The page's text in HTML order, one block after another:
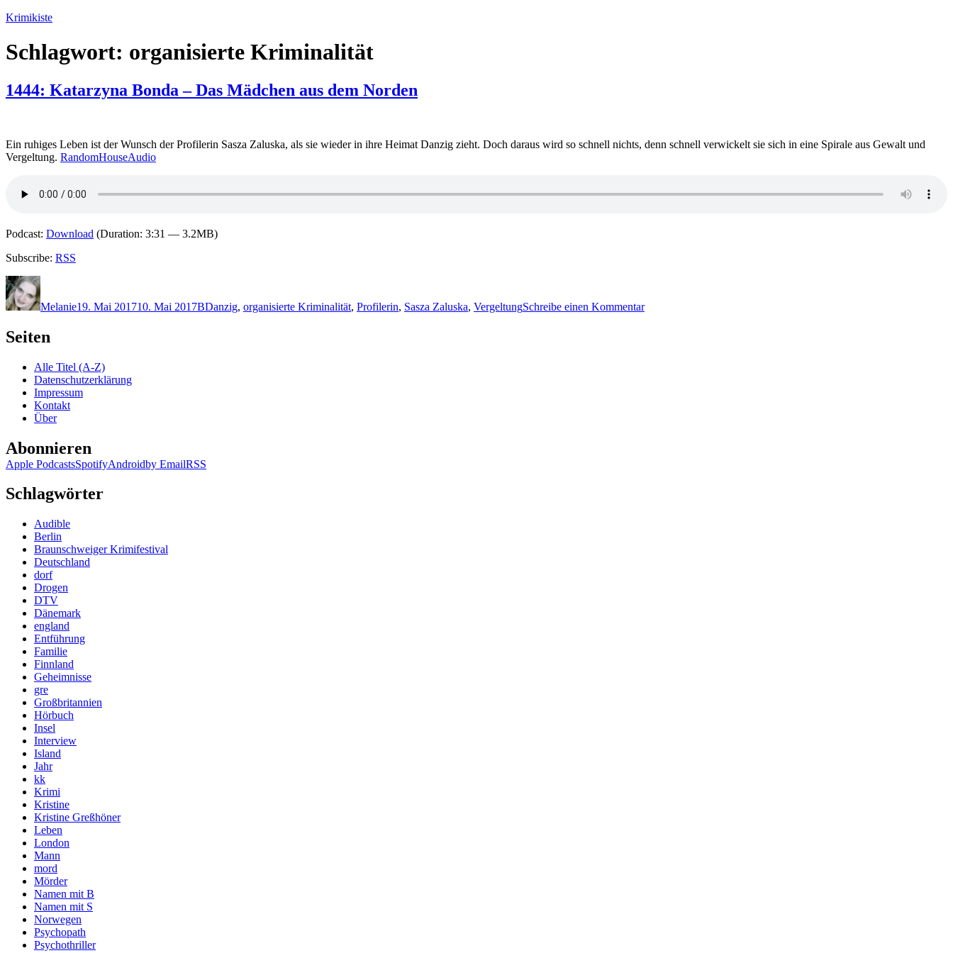
Zum
springen
Krimikiste
Schlagwort: organisierte Kriminalität
1444: Katarzyna Bonda – Das Mädchen aus dem Norden
Ein ruhiges Leben ist der Wunsch der Profilerin Sasza Zaluska, als sie wieder in ihre Heimat Danzig zieht. Doch daraus wird so schnell nichts, denn schnell verwickelt sie sich in eine Spirale aus Gewalt und
Vergeltung. RandomHouseAudio
Podcast: Download (Duration: 3:31 — 3.2MB)
Subscribe: RSS
Autor
Melanie19. Mai 201710. Mai 2017BDanzig, organisierte Kriminalität, Profilerin, Sasza Zaluska, VergeltungSchreibe einen KommentarKatarzyna
Seiten
Alle Titel (A-Z)
Datenschutzerklärung
Impressum
Kontakt
Über
Abonnieren
Apple PodcastsSpotifyAndroidby EmailRSS
Schlagwörter
Audible
Berlin
Braunschweiger Krimifestival
Deutschland
dorf
Drogen
DTV
Dänemark
england
Entführung
Familie
Finnland
Geheimnisse
gre
Großbritannien
Hörbuch
Insel
Interview
Island
Jahr
kk
Krimi
Kristine
Kristine Greßhöner
Leben
London
Mann
mord
Mörder
Namen mit B
Namen mit S
Norwegen
Psychopath
Psychothriller